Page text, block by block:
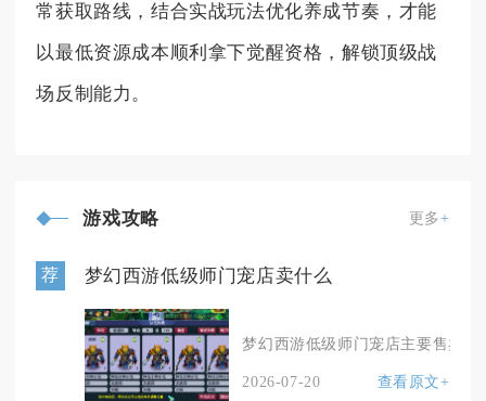
常获取路线，结合实战玩法优化养成节奏，才能
以最低资源成本顺利拿下觉醒资格，解锁顶级战
场反制能力。
游戏攻略 更多+
荐 梦幻西游低级师门宠店卖什么
梦幻西游低级师门宠店主要售卖0
2026-07-20 查看原文+